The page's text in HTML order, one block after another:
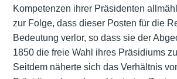
Kompetenzen ihrer Präsidenten
zur Folge, dass dieser Posten für die
Bedeutung verlor, so dass sie der
1850 die freie Wahl ihres Präsidiums
Seitdem näherte sich das Verhältnis